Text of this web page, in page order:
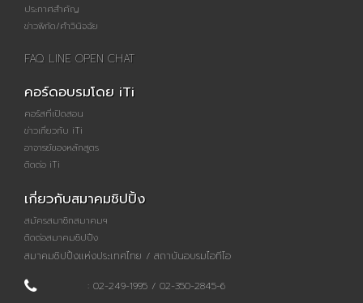
ประกาศสำคัญ
ข่าวพิกัด/คำวินิจฉัย
FAQ LINE OPEN CHAT
คอร์ดอบรมโดย iTi
คอร์สที่เปิดสอน
ข่าวเกี่ยวกับ iTi
อาจารย์ของหลักสูตร
ติดต่อ iTi
เกี่ยวกับสมาคมชิปปิ้ง
สมัครสมาชิกสมาคมฯ
ติดต่อสมาคมชิปปิ้ง
สมาคมชิปปิ้งแห่งประเทศไทย / สถาบันอบรมไอทีไอ
: 02-249-1995 / 02-350-2845-6